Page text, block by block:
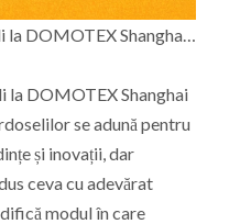
la DOMOTEX Shanghai
se adună pentru
și inovații, dar
ceva cu adevărat
modul în care